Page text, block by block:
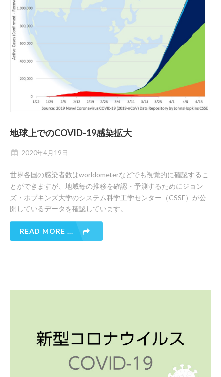
地球上でのCOVID-19感染拡大
2020年4月19日
世界各国の感染者数はworldometerなどでも視覚的に確認するこ
とができますが、地域毎の推移を確認・予測するためにジョン
ズ・ホプキンズ大学のシステム科学工学センター（CSSE）が公
開しているデータを確認しています。
READ MORE ...